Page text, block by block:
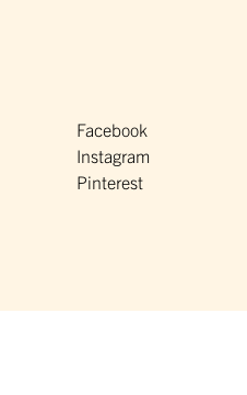
Facebook
Instagram
Pinterest